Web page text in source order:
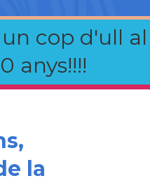
cop d'ull al
anys!!!!
la